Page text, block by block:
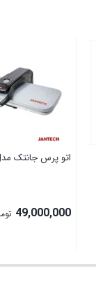
اتو پرس جانتک مدل
49,000,000